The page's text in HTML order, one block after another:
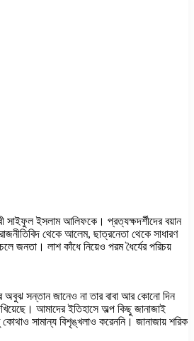
সাইফুল ইসলাম আলিফকে। প্রত্যক্ষদর্শীদের বয়ান
থেকে আলেম, ছাত্রনেতা থেকে সাধারণ
জনতা। লাশ কাঁধে নিয়েও পরম ধৈর্যের পরিচয়
অবুঝ সন্তান জানেও না তার বাবা আর কোনো দিন
আমাদের ইতিহাসে অল্প কিছু জানাজাই
সামান্য বিশৃঙ্খলাও করেননি। জানাজায় শরিক